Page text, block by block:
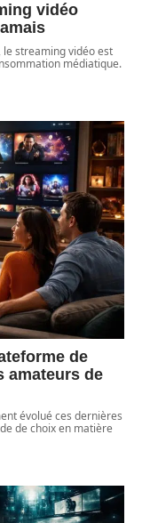
vidéo
streaming vidéo est
médiatique.
de
amateurs de
évolué ces dernières
de choix en matière